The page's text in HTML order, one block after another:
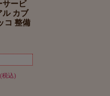
サービ
ル カブ
コ 整備
(税込)